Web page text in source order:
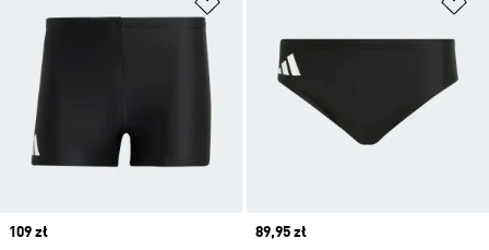
Price
109 zł
Price
89,95 zł